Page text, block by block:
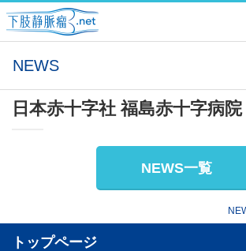
NEWS
日本赤十字社 福島赤十字病院
NEWS一覧
トップページ